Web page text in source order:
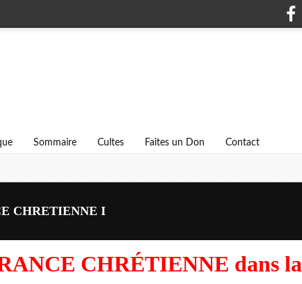
Sommaire Cultes Faites un Don Contact
CHRETIENNE I
CHRÉTIENNE dans la